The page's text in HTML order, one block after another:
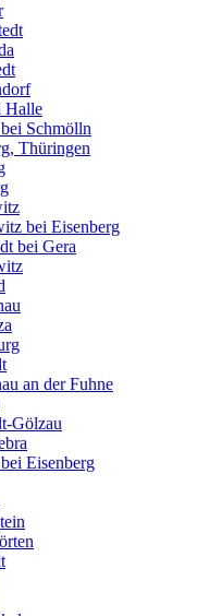
Halle
Schmölln
Thüringen
bei Eisenberg
bei Gera
an der Fuhne
Gölzau
Eisenberg